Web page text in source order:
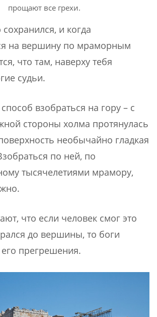
прощают все грехи.
и когда
на вершину по мраморным
что там, наверху тебя
судьи.
взобраться на гору – с
стороны холма протянулась
необычайно гладкая
по ней, по
тысячелетиями мрамору,
что если человек смог это
до вершины, то боги
прегрешения.